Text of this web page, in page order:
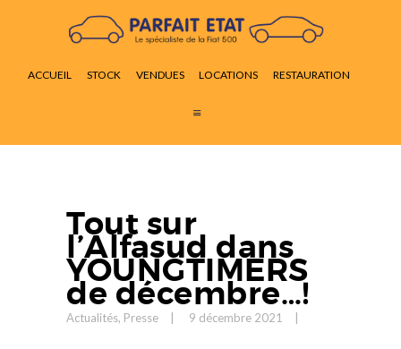
ACCUEIL STOCK VENDUES LOCATIONS RESTAURATION
ACCUEIL
VENDUES
RESTAURATION
Tout sur
l’Alfasud dans
YOUNGTIMERS
de décembre…!
Actualités, Presse 9 décembre 2021